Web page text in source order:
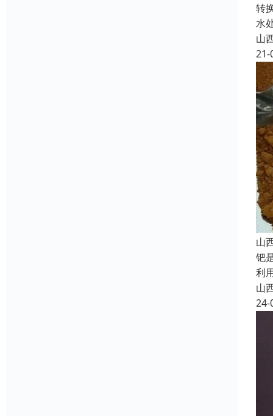
转
水
山
21-
山
钯
利
山
24-